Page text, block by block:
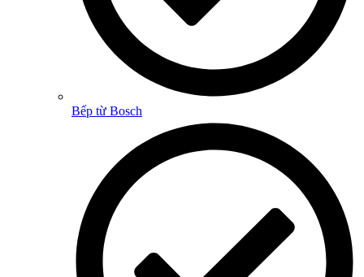
Bếp từ Bosch